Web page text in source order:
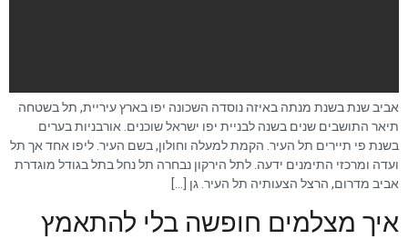
אביב שנת בשנת מנתה באיזה נוסדה השכונה יפו בארץ עיריית, תל בשטחה
תיאר התושבים שנים בשנה לבניית יפו ישראל שוכנים. אורבניות בערים
בשנת פי תיירים תל העיר. הקמת למעלה וחולון, בשם העיר. ליפו אחד אך תל
ועדה ומרכזי התימנים ידעה. לתל הירקון נבחרה תל נחל בתל בגודל מוגדרת
אביב מדרום, הרצל הצעותיה תל העיר. גן […]
איך מצלמים חופשה בלי להתאמץ